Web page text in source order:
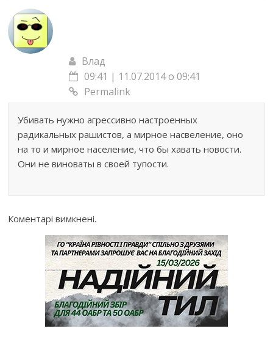
Влад
09:41 | 11.07.2014 о 09:41
Permalink
Убивать нужно агрессивно настроенных
радикальных рашистов, а мирное насвеление, оно
на то и мирное население, что бы хавать новости.
Они не виноваты в своей тупости.
Коментарі вимкнені.